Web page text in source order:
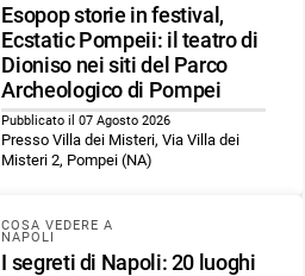
Esopop storie in festival,
Ecstatic Pompeii: il teatro di
Dioniso nei siti del Parco
Archeologico di Pompei
Pubblicato il 07 Agosto 2026
Presso Villa dei Misteri, Via Villa dei
Misteri 2, Pompei (NA)
COSA VEDERE A
NAPOLI
I segreti di Napoli: 20 luoghi